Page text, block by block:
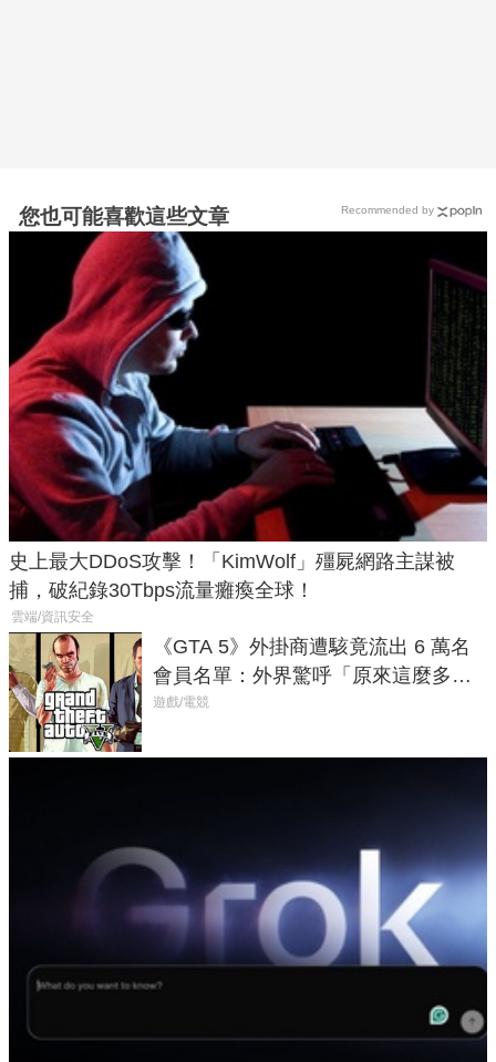
您也可能喜歡這些文章
史上最大DDoS攻擊！「KimWolf」殭屍網路主謀被
捕，破紀錄30Tbps流量癱瘓全球！
雲端/資訊安全
《GTA 5》外掛商遭駭竟流出 6 萬名
會員名單：外界驚呼「原來這麼多人
在開掛！」
遊戲/電競
Recommended by